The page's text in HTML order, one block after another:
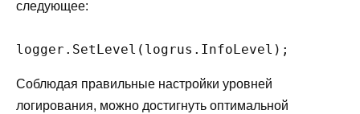
следующее:
Соблюдая правильные настройки уровней
логирования, можно достигнуть оптимальной